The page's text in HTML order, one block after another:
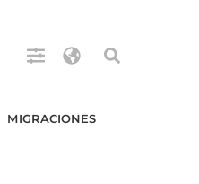
MIGRACIONES